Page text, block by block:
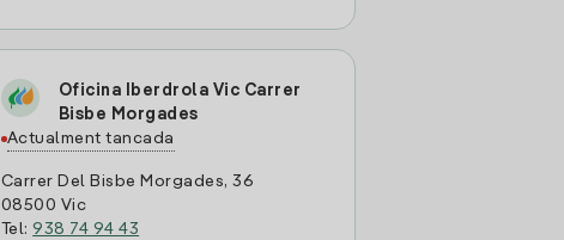
Oficina Iberdrola Vic Carrer
Bisbe Morgades
Actualment tancada
Carrer Del Bisbe Morgades, 36
08500 Vic
Tel:938 74 94 43